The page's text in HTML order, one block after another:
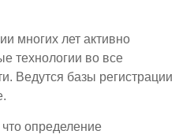
многих лет активно
технологии во все
Ведутся базы регистрации
определение